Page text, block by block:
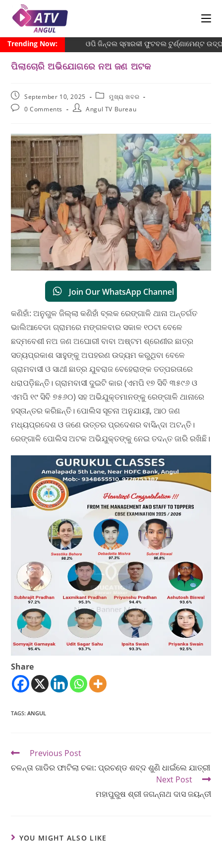
Trending Now: ଓପି ଜିନ୍ଦଲ ସ୍ମାରକୀ ଫୁଟବଲ ଟୁର୍ଣ୍ଣାମେଣ୍ଟ
ପିଲାଚୋରି ଅଭିଯୋଗରେ ନଅ ଜଣ ଅଟକ
September 10, 2025
ମୁଖ୍ୟ ଖବର
0 Comments
Angul TV Bureau
Join Our WhatsApp Channel
କଣିହାଁ: ଅନୁଗୁଳ ଜିଲ୍ଲା କଣିହାଁ ବ୍ଲକ ରେଙ୍ଗାଳି ଥାନା ଅନ୍ତର୍ଗତ
ଭାଲିଆବେଡା ଗ୍ରାମରେ ମଙ୍ଗଳବାର ସକାଳ ୧୦ଟା ବେଳେ
ଛଦ୍ମବେଶୀ ନଅ ଜଣ ଅଘୋରୀ ବାବା ଅଷ୍ଟମ ଶ୍ରେଣୀର ଛାତ୍ର
ସତ୍ୟପ୍ରକାଶ ସାହୁଙ୍କୁ ଅପହରଣ ଉଦ୍ୟମ କରୁଥିବା ବେଳେ
ଗ୍ରାମବାସୀ ଓ ସାଥୀ ଛାତ୍ର ଯୁବରାଜ ବେହେରାଙ୍କ ତତ୍ପରତାରେ
ଧରାପଡ଼ିଛନ୍ତି। ଗ୍ରାମବାସୀ ଦୁଇଟି କାର (ଏମପି ୧୭ ସିବି ୩୫୯୬ ଓ
ଏମପି ୧୯ ସିବି ୭୫୬୦) ସହ ଅଭିଯୁକ୍ତମାନଙ୍କୁ ରେଙ୍ଗାଳି ଥାନାରେ
ହସ୍ତାନ୍ତର କରିଛନ୍ତି। ପୋଲିସ ସୂଚନା ଅନୁଯାୟୀ, ଆଠ ଜଣ
ମଧ୍ୟପ୍ରଦେଶ ଓ ଜଣେ ଉତ୍ତର ପ୍ରଦେଶର ବାସିନ୍ଦା ଅଟନ୍ତି।
ରେଙ୍ଗାଳି ପୋଲିସ ଅଟକ ଅଭିଯୁକ୍ତଙ୍କୁ ନେଇ ତଦନ୍ତ ଜାରି ରଖିଛି।
Share
TAGS:ANGUL
Previous Post
ଚଳନ୍ତା ଗାଡିର ଫାଟିଲା ଚକା: ପ୍ରଚଣ୍ଡ ଶବ୍ଦ ଶୁଣି ଧାଇଁଲେ ଯାତ୍ରୀ
Next Post
ମହାପୁରୁଷ ଶ୍ରୀ ଜଗନ୍ନାଥ ଦାସ ଜୟନ୍ତୀ
YOU MIGHT ALSO LIKE